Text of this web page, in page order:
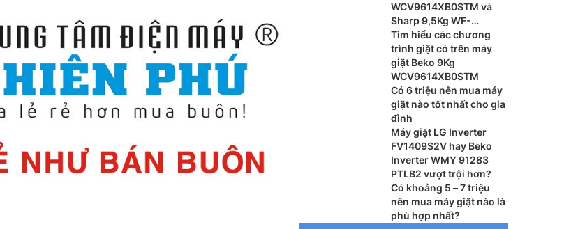
WCV9614XB0STM và
Sharp 9,5Kg WF-
95I140BGB
Tìm hiểu các chương
trình giặt có trên máy
giặt Beko 9Kg
WCV9614XB0STM
Có 6 triệu nên mua máy
giặt nào tốt nhất cho gia
đình
Máy giặt LG Inverter
FV1409S2V hay Beko
Inverter WMY 91283
PTLB2 vượt trội hơn?
Có khoảng 5 – 7 triệu
nên mua máy giặt nào là
phù hợp nhất?